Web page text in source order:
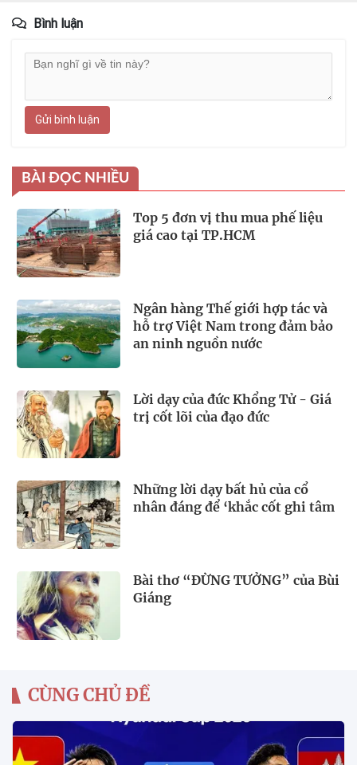
Bình luận
Gửi bình luận
BÀI ĐỌC NHIỀU
Top 5 đơn vị thu mua phế liệu
giá cao tại TP.HCM
Ngân hàng Thế giới hợp tác và
hỗ trợ Việt Nam trong đảm bảo
an ninh nguồn nước
Lời dạy của đức Khổng Tử - Giá
trị cốt lõi của đạo đức
Những lời dạy bất hủ của cổ
nhân đáng để ‘khắc cốt ghi tâm
Bài thơ “ĐỪNG TƯỞNG” của Bùi
Giáng
CÙNG CHỦ ĐỀ